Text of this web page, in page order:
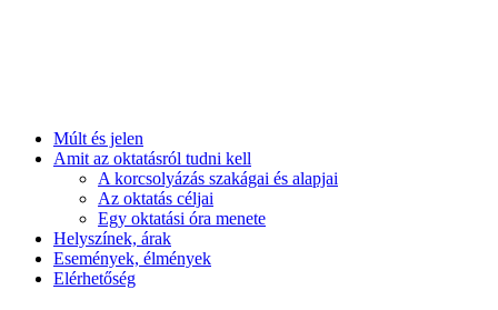
Múlt és jelen
Amit az oktatásról tudni kell
A korcsolyázás szakágai és alapjai
Az oktatás céljai
Egy oktatási óra menete
Helyszínek, árak
Események, élmények
Elérhetőség